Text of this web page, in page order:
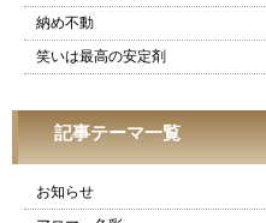
納め不動
笑いは最高の安定剤
記事テーマ一覧
お知らせ